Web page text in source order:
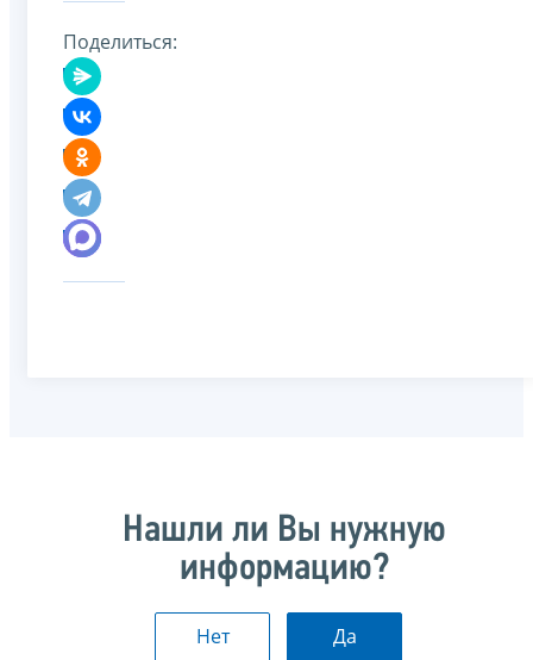
Поделиться:
Нашли ли Вы нужную
информацию?
Нет Да